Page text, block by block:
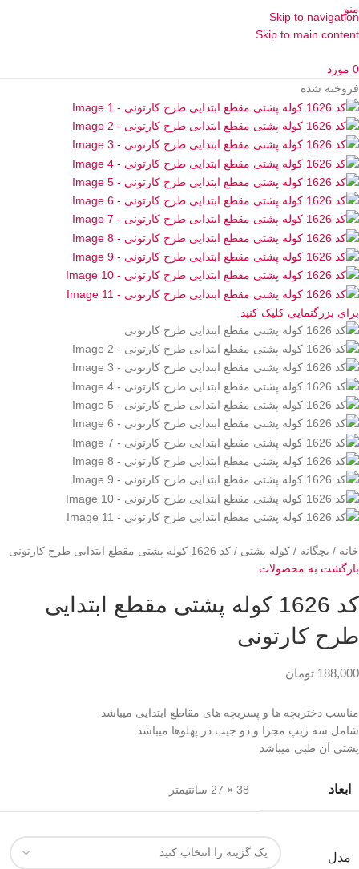
Skip to navigation
Skip to main content
منو
0 مورد
فروخته شده
برای بزرگنمایی کلیک کنید
خانه بچگانه کوله پشتی
کد 1626 کوله پشتی مقطع ابتدایی طرح کارتونی
بازگشت به محصولات
کد 1626 کوله پشتی مقطع ابتدایی
طرح کارتونی
188,000 تومان
مناسب دختربچه ها و پسربچه های مقاطع ابتدایی میباشد
شامل سه زیپ مجزا و دو جیب در پهلوها میباشد
پشتی آن طبی میباشد
ابعاد 38 × 27 سانتیمتر
مدل